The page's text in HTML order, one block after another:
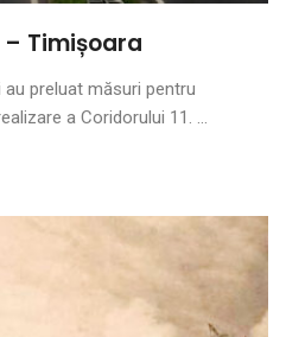
Timișoara
au preluat măsuri pentru
a Coridorului 11. ...